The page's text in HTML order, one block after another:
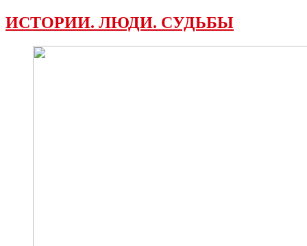
ИСТОРИИ. ЛЮДИ. СУДЬБЫ